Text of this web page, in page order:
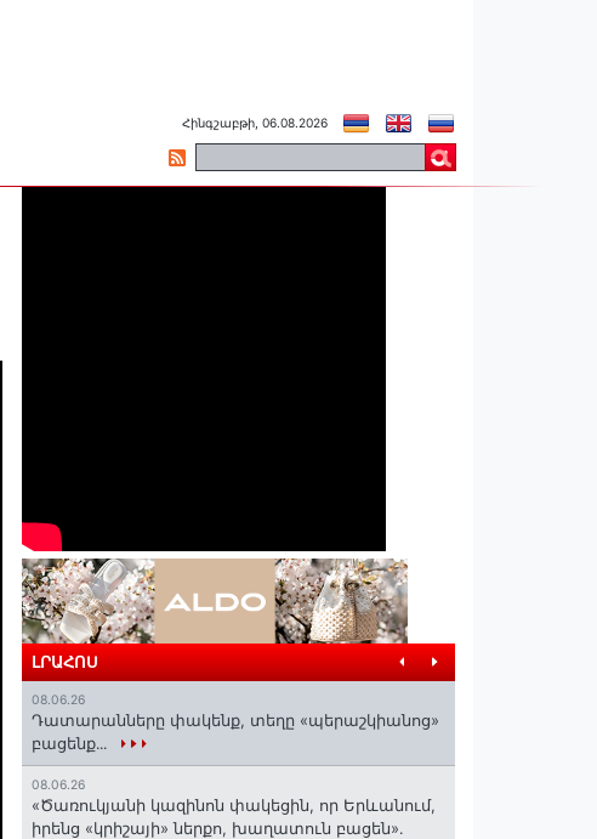
Հինգշաբթի, 06.08.2026
ԼՐԱՀՈՍ
08.06.26
Դատարանները փակենք, տեղը «պերաշկիանոց»
բացենք․․․
08.06.26
«Ծառուկյանի կազինոն փակեցին, որ Երևանում,
իրենց «կրիշայի» ներքո, խաղատուն բացեն»․